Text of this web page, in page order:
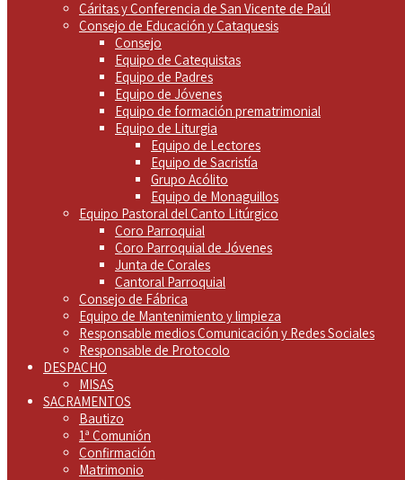
Cáritas y Conferencia de San Vicente de Paúl
Consejo de Educación y Cataquesis
Consejo
Equipo de Catequistas
Equipo de Padres
Equipo de Jóvenes
Equipo de formación prematrimonial
Equipo de Liturgia
Equipo de Lectores
Equipo de Sacristía
Grupo Acólito
Equipo de Monaguillos
Equipo Pastoral del Canto Litúrgico
Coro Parroquial
Coro Parroquial de Jóvenes
Junta de Corales
Cantoral Parroquial
Consejo de Fábrica
Equipo de Mantenimiento y limpieza
Responsable medios Comunicación y Redes Sociales
Responsable de Protocolo
DESPACHO
MISAS
SACRAMENTOS
Bautizo
1ª Comunión
Confirmación
Matrimonio